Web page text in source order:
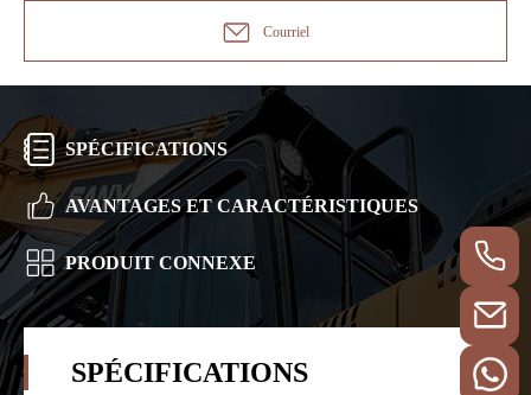
Courriel
SPÉCIFICATIONS
AVANTAGES ET CARACTÉRISTIQUES
PRODUIT CONNEXE
SPÉCIFICATIONS